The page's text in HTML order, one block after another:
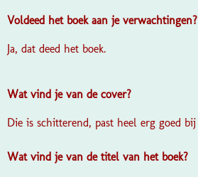
Voldeed het boek aan je verwachtingen?
Ja, dat deed het boek.
Wat vind je van de cover?
Die is schitterend, past heel erg goed
Wat vind je van de titel van het boek?